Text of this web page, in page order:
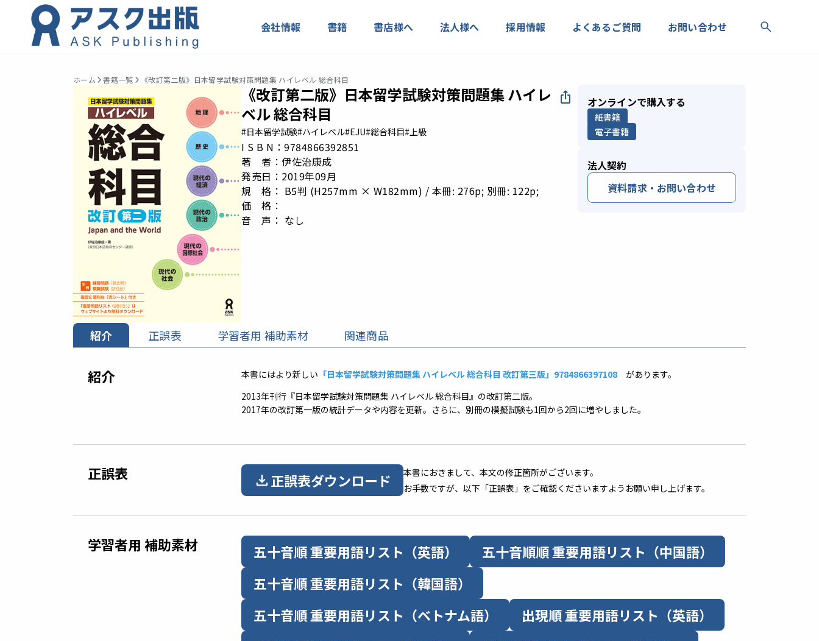
会社情報 書籍 書店様へ 法人様へ 採用情報 よくあるご質問 お問い合わせ
ホーム 書籍一覧 《改訂第二版》日本留学試験対策問題集 ハイレベル 総合科目
《改訂第二版》日本留学試験対策問題集 ハイレ
ベル 総合科目
#日本留学試験#ハイレベル#EJU#総合科目#上級
I S B N：9784866392851
著 者：伊佐治康成
発売日：2019年09月
規 格： B5判 (H257mm × W182mm) / 本冊: 276p; 別冊: 122p;
価 格：
音 声： なし
オンラインで購入する
紙書籍
電子書籍
法人契約
資料請求・お問い合わせ
紹介 正誤表 学習者用 補助素材 関連商品
紹介 本書にはより新しい 「日本留学試験対策問題集 ハイレベル 総合科目 改訂第三版」9784866397108 があります。
2013年刊行『日本留学試験対策問題集 ハイレベル 総合科目』の改訂第二版。
2017年の改訂第一版の統計データや内容を更新。さらに、別冊の模擬試験も1回から2回に増やしました。
正誤表 正誤表ダウンロード
本書におきまして、本文の修正箇所がございます。
お手数ですが、以下「正誤表」をご確認くださいますようお願い申し上げます。
学習者用 補助素材 五十音順 重要用語リスト（英語）
五十音順順 重要用語リスト（中国語）
五十音順 重要用語リスト（韓国語）
五十音順 重要用語リスト（ベトナム語）
出現順 重要用語リスト（英語）